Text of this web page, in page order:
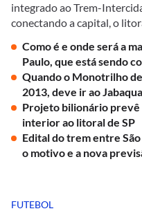
integrado ao Trem-
conectando a capital, o
Como é e onde será a
Paulo, que está sendo
Quando o Monotrilho
2013, deve ir ao
Projeto bilionário
interior ao litoral de SP
Edital do trem entre São
o motivo e a nova
FUTEBOL